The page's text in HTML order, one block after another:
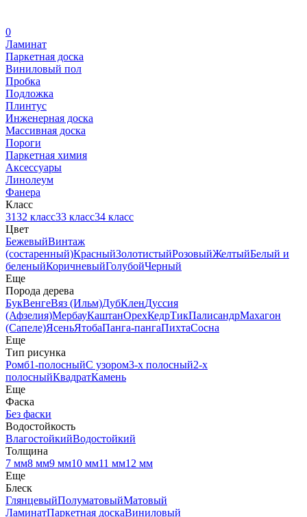
0
Ламинат
Паркетная доска
Виниловый пол
Пробка
Подложка
Плинтус
Инженерная доска
Массивная доска
Пороги
Паркетная химия
Аксессуары
Линолеум
Фанера
Класс
3132 класс33 класс34 класс
Цвет
БежевыйВинтаж
(состаренный)КрасныйЗолотистыйРозовыйЖелтыйБелый и
беленыйКоричневыйГолубойЧерный
Еще
Порода дерева
БукВенгеВяз (Ильм)ДубКленДуссия
(Афзелия)МербауКаштанОрехКедрТикПалисандрМахагон
(Сапеле)ЯсеньЯтобаПанга-пангаПихтаСосна
Еще
Тип рисунка
Ромб1-полосныйС узором3-х полосный2-х
полосныйКвадратКамень
Еще
Фаска
Без фаски
Водостойкость
ВлагостойкийВодостойкий
Толщина
7 мм8 мм9 мм10 мм11 мм12 мм
Еще
Блеск
ГлянцевыйПолуматовыйМатовый
ЛаминатПаркетная доскаВиниловый